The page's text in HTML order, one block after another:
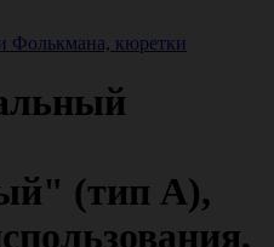
Фолькмана, кюретки
(тип А),